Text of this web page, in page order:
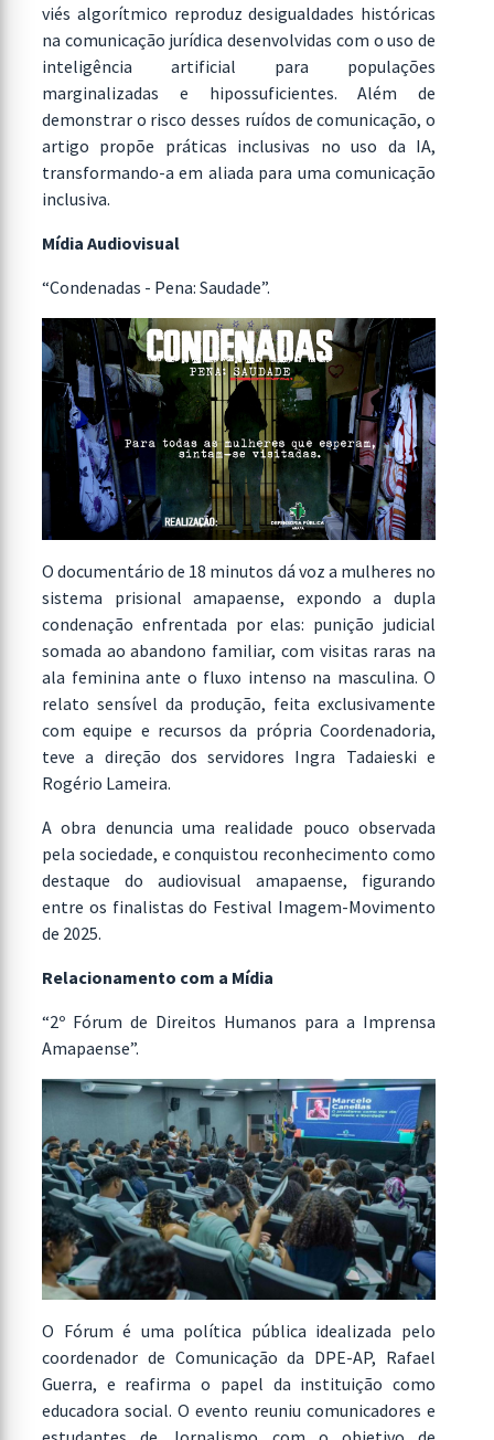
viés algorítmico reproduz desigualdades históricas
na comunicação jurídica desenvolvidas com o uso de
inteligência artificial para populações
marginalizadas e hipossuficientes. Além de
demonstrar o risco desses ruídos de comunicação, o
artigo propõe práticas inclusivas no uso da IA,
transformando-a em aliada para uma comunicação
inclusiva.
Mídia Audiovisual
“Condenadas - Pena: Saudade”.
O documentário de 18 minutos dá voz a mulheres no
sistema prisional amapaense, expondo a dupla
condenação enfrentada por elas: punição judicial
somada ao abandono familiar, com visitas raras na
ala feminina ante o fluxo intenso na masculina. O
relato sensível da produção, feita exclusivamente
com equipe e recursos da própria Coordenadoria,
teve a direção dos servidores Ingra Tadaieski e
Rogério Lameira.
A obra denuncia uma realidade pouco observada
pela sociedade, e conquistou reconhecimento como
destaque do audiovisual amapaense, figurando
entre os finalistas do Festival Imagem-Movimento
de 2025.
Relacionamento com a Mídia
“2º Fórum de Direitos Humanos para a Imprensa
Amapaense”.
O Fórum é uma política pública idealizada pelo
coordenador de Comunicação da DPE-AP, Rafael
Guerra, e reafirma o papel da instituição como
educadora social. O evento reuniu comunicadores e